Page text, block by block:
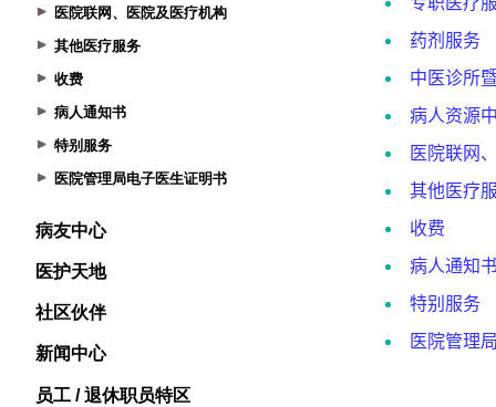
医院联网、医院及医疗机构
其他医疗服务
收费
病人通知书
特别服务
医院管理局电子医生证明书
病友中心
医护天地
社区伙伴
新闻中心
员工 / 退休职员特区